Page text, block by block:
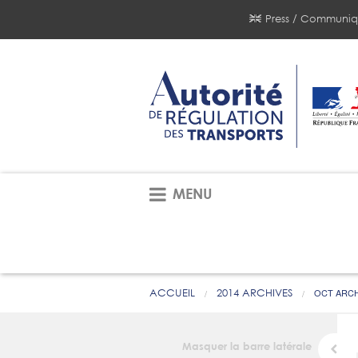
Press /
MENU
ACCUEIL 2014 ARCHIVES OCT
Masquer la barre latérale